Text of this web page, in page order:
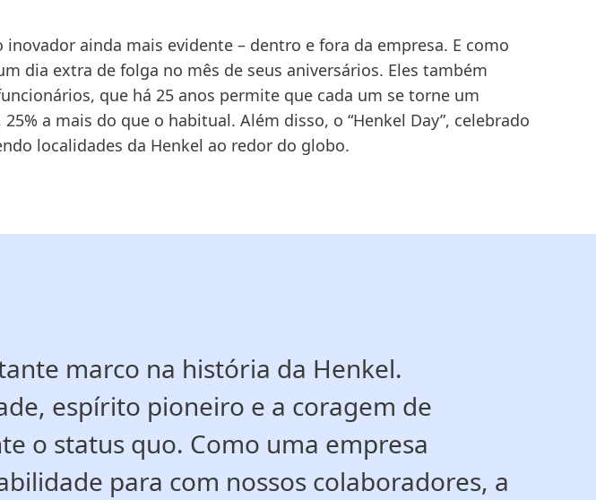
ainda mais evidente – dentro e fora da empresa. E como
dia extra de folga no mês de seus aniversários. Eles também
que há 25 anos permite que cada um se torne um
a mais do que o habitual. Além disso, o “Henkel Day”, celebrado
localidades da Henkel ao redor do globo.
marco na história da Henkel.
espírito pioneiro e a coragem de
o status quo. Como uma empresa
para com nossos colaboradores, a